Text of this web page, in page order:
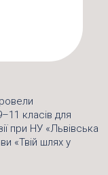
класів для
при НУ «Львівська
«Твій шлях у